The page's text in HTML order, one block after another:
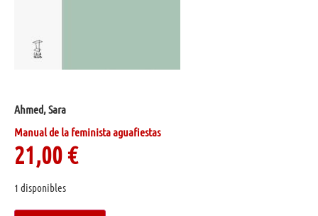
Ahmed, Sara
Manual de la feminista aguafiestas
21,00€
1 disponibles